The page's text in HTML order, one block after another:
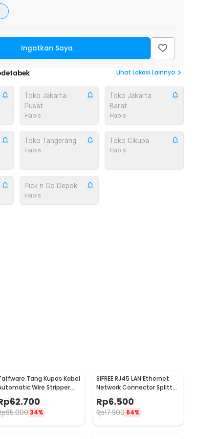
Ingatkan Saya
Lihat Lokasi Lainnya
Toko Jakarta
Pusat
Habis
Toko Jakarta
Barat
Habis
Toko Tangerang
Habis
Toko Cikupa
Habis
Pick n Go Depok
Habis
Tang Kupas Kabel
Wire Stripper
Cutter Crimper - TK0742
62.700
95.000 34%
SIFREE RJ45 LAN Ethernet
Network Connector Splitter
1 to 2 - DN0190
Rp6.500
Rp17.900 64%